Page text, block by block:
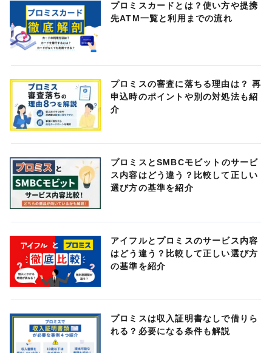
プロミスカードとは？使い方や提携
先ATM一覧と利用までの流れ
プロミスの審査に落ちる理由は？ 再
申込時のポイントや別の対処法も紹
介
プロミスとSMBCモビットのサービ
ス内容はどう違う？比較して正しい
選び方の基準を紹介
アイフルとプロミスのサービス内容
はどう違う？比較して正しい選び方
の基準を紹介
プロミスは収入証明書なしで借りら
れる？必要になる条件も解説